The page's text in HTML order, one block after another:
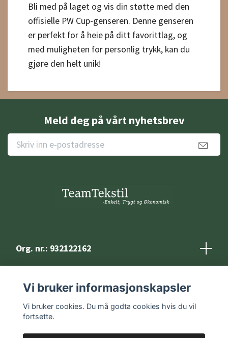
Bli med på laget og vis din støtte med den
offisielle PW Cup-genseren. Denne genseren
er perfekt for å heie på ditt favorittlag, og
med muligheten for personlig trykk, kan du
gjøre den helt unik!
Meld deg på vårt nyhetsbrev
Org. nr.: 932122162
Kontakt
Vi bruker informasjonskapsler
Vi bruker cookies. Du må godta cookies hvis du vil
fortsette.